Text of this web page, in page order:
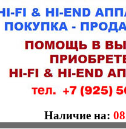
Наличие на: